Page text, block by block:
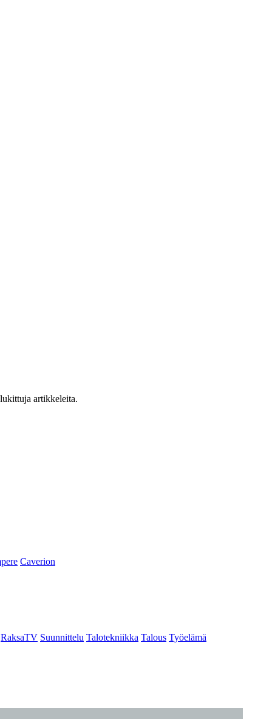
artikkeleita.
Caverion
RaksaTV Suunnittelu Talotekniikka Talous Työelämä